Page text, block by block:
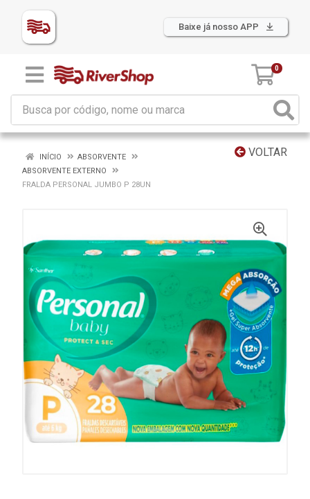
Baixe já nosso APP
0
VOLTAR
INÍCIO
ABSORVENTE
ABSORVENTE EXTERNO
FRALDA PERSONAL JUMBO P 28UN